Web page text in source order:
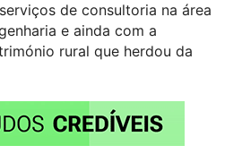
de consultoria na área
e ainda com a
rural que herdou da